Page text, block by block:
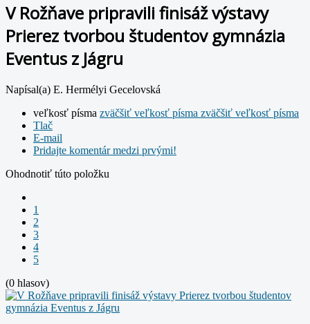
V Rožňave pripravili finisáž výstavy
Prierez tvorbou študentov gymnázia
Eventus z Jágru
Napísal(a) E. Hermélyi Gecelovská
veľkosť písma zväčšiť veľkosť písma zväčšiť veľkosť písma
Tlač
E-mail
Pridajte komentár medzi prvými!
Ohodnotiť túto položku
1
2
3
4
5
(0 hlasov)